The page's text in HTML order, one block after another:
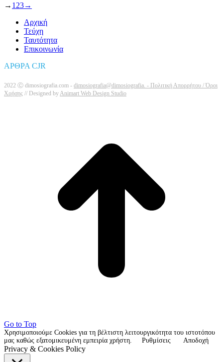
→ 1 23→
Αρχική
Τεύχη
Ταυτότητα
Επικοινωνία
ΑΡΘΡΑ CJR
2022 Ⓒ dimosiografia.com - dimosiografia@dimosiografia. - Πολιτική Απορρήτου / Όροι
Χρήσης // Designed by Animart Web Design Studio
Go to Top
Χρησιμοποιούμε Cookies για τη βέλτιστη λειτουργικότητα του ιστοτόπου
μας καθώς εξατομικευμένη εμπειρία χρήστη.
Ρυθμίσεις Αποδοχή
Privacy & Cookies Policy